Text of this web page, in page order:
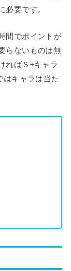
必要です。
間でポイントが
らないものは無
ればＳ+キャラ
はキャラは当た